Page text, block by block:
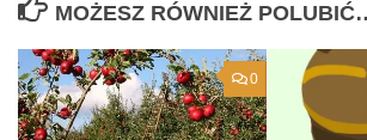
MOŻESZ RÓWNIEŻ
0